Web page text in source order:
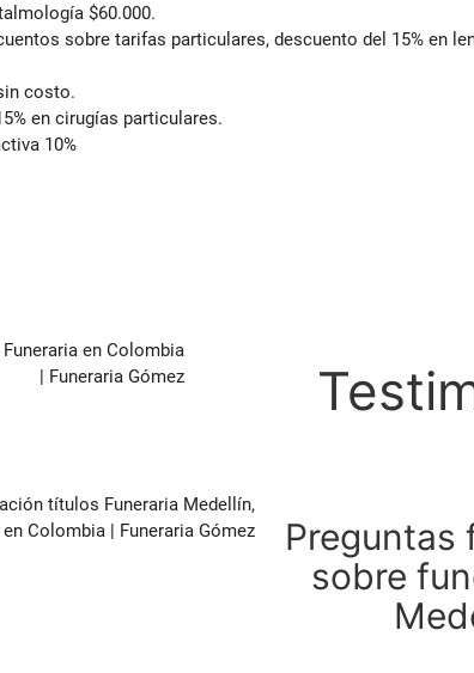
$60.000.
sobre tarifas particulares, descuento del 15% en
costo.
en cirugías particulares.
10%
Preguntas
sobre